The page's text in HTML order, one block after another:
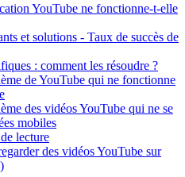
YouTube ne fonctionne-t-elle
et solutions - Taux de succès de
: comment les résoudre ?
de YouTube qui ne fonctionne
des vidéos YouTube qui ne se
mobiles
lecture
des vidéos YouTube sur